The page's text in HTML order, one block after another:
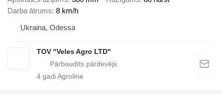
Darba ātrums 8 km/h
Ukraina, Odessa
TOV "Veles Agro LTD"
4 gadi Agroline